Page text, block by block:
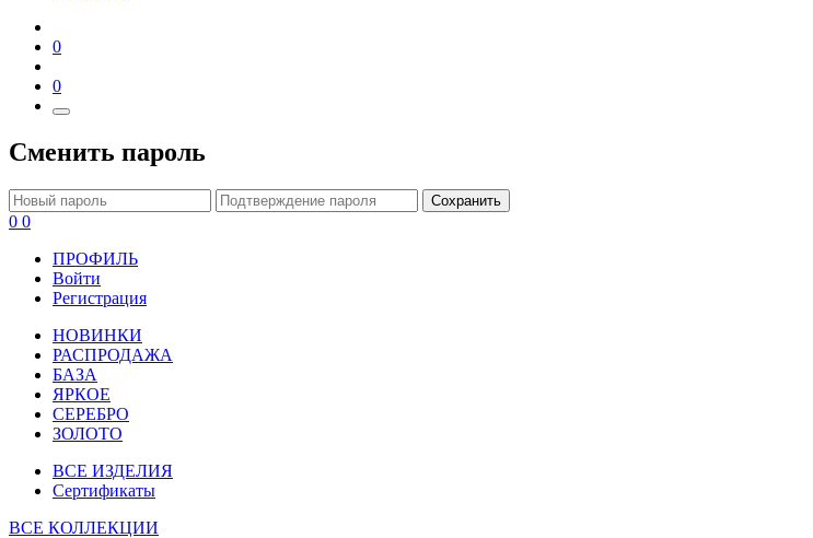
0
0
Сменить пароль
Сохранить
0 0
ПРОФИЛЬ
Войти
Регистрация
НОВИНКИ
РАСПРОДАЖА
БАЗА
ЯРКОЕ
СЕРЕБРО
ЗОЛОТО
ВСЕ ИЗДЕЛИЯ
Сертификаты
ВСЕ КОЛЛЕКЦИИ